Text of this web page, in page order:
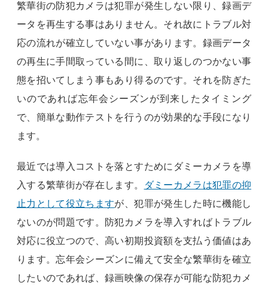
繁華街の防犯カメラは犯罪が発生しない限り、録画デ
ータを再生する事はありません。それ故にトラブル対
応の流れが確立していない事があります。録画データ
の再生に手間取っている間に、取り返しのつかない事
態を招いてしまう事もあり得るのです。それを防ぎた
いのであれば忘年会シーズンが到来したタイミング
で、簡単な動作テストを行うのが効果的な手段になり
ます。
最近では導入コストを落とすためにダミーカメラを導
入する繁華街が存在します。
ダミーカメラは犯罪の抑
止力として役立ちますが、犯罪が発生した時に機能し
ないのが問題です。防犯カメラを導入すればトラブル
対応に役立つので、高い初期投資額を支払う価値はあ
ります。忘年会シーズンに備えて安全な繁華街を確立
したいのであれば、録画映像の保存が可能な防犯カメ